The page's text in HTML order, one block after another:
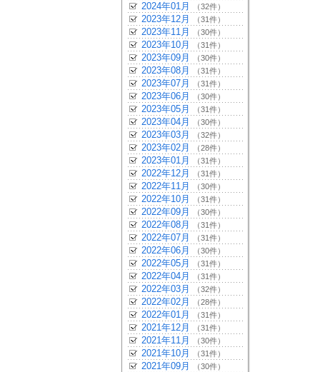
2024年01月 （32件）
2023年12月 （31件）
2023年11月 （30件）
2023年10月 （31件）
2023年09月 （30件）
2023年08月 （31件）
2023年07月 （31件）
2023年06月 （30件）
2023年05月 （31件）
2023年04月 （30件）
2023年03月 （32件）
2023年02月 （28件）
2023年01月 （31件）
2022年12月 （31件）
2022年11月 （30件）
2022年10月 （31件）
2022年09月 （30件）
2022年08月 （31件）
2022年07月 （31件）
2022年06月 （30件）
2022年05月 （31件）
2022年04月 （31件）
2022年03月 （32件）
2022年02月 （28件）
2022年01月 （31件）
2021年12月 （31件）
2021年11月 （30件）
2021年10月 （31件）
2021年09月 （30件）